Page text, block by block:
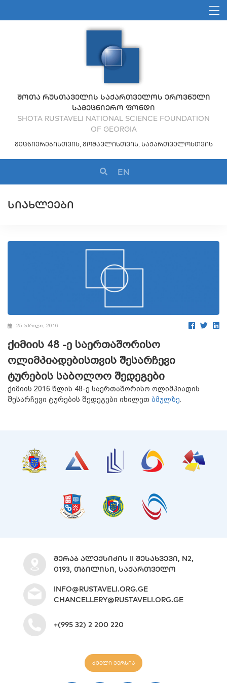
ᲨᲝᲗᲐ ᲠᲣᲡᲗᲐᲕᲔᲚᲘᲡ ᲡᲐᲥᲐᲠᲗᲕᲔᲚᲝᲡ ᲔᲠᲝᲕᲜᲣᲚᲘ
ᲡᲐᲛᲔᲪᲜᲘᲔᲠᲝ ᲤᲝᲜᲓᲘ
SHOTA RUSTAVELI NATIONAL SCIENCE FOUNDATION
OF GEORGIA
ᲛᲔᲪᲜᲘᲔᲠᲔᲑᲘᲡᲗᲕᲘᲡ, ᲛᲝᲛᲐᲕᲚᲘᲡᲗᲕᲘᲡ, ᲡᲐᲥᲐᲠᲗᲕᲔᲚᲝᲡᲗᲕᲘᲡ
EN
ᲡᲘᲐᲮᲚᲔᲔᲑᲘ
25 აპრილი, 2016
ქიმიის 48 -ე საერთაშორისო
ოლიმპიადებისთვის შესარჩევი
ტურების საბოლოო შედეგები
ქიმიის 2016 წლის 48-ე საერთაშორისო ოლიმპიადის
შესარჩევი ტურების შედეგები იხილეთ ბმულზე
ᲛᲔᲠᲐᲑ ᲐᲚᲔᲥᲡᲘᲫᲘᲡ II ᲨᲔᲡᲐᲮᲕᲔᲕᲘ, N2,
0193, ᲗᲑᲘᲚᲘᲡᲘ, ᲡᲐᲥᲐᲠᲗᲕᲔᲚᲝ
INFO@RUSTAVELI.ORG.GE
CHANCELLERY@RUSTAVELI.ORG.GE
+(995 32) 2 200 220
ძველი ვერსია